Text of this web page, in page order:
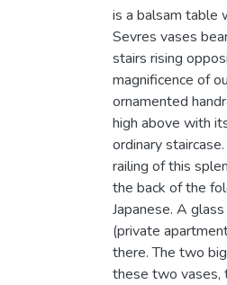
is a balsam table
Sevres vases
stairs rising
magnificence of
ornamented
high above with
ordinary
railing of this
the back of the
Japanese. A
(private
there. The two
these two vases,